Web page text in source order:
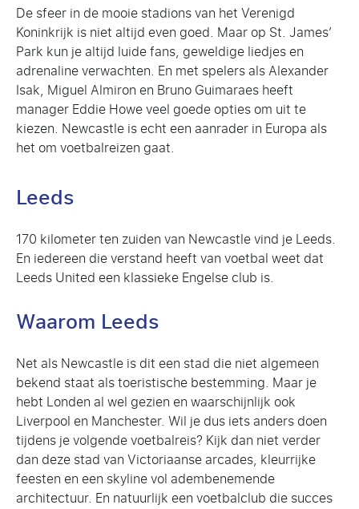
De sfeer in de mooie stadions van het Verenigd
Koninkrijk is niet altijd even goed. Maar op St. James’
Park kun je altijd luide fans, geweldige liedjes en
adrenaline verwachten. En met spelers als Alexander
Isak, Miguel Almiron en Bruno Guimaraes heeft
manager Eddie Howe veel goede opties om uit te
kiezen. Newcastle is echt een aanrader in Europa als
het om voetbalreizen gaat.
Leeds
170 kilometer ten zuiden van Newcastle vind je Leeds.
En iedereen die verstand heeft van voetbal weet dat
Leeds United een klassieke Engelse club is.
Waarom Leeds
Net als Newcastle is dit een stad die niet algemeen
bekend staat als toeristische bestemming. Maar je
hebt Londen al wel gezien en waarschijnlijk ook
Liverpool en Manchester. Wil je dus iets anders doen
tijdens je volgende voetbalreis? Kijk dan niet verder
dan deze stad van Victoriaanse arcades, kleurrijke
feesten en een skyline vol adembenemende
architectuur. En natuurlijk een voetbalclub die succes